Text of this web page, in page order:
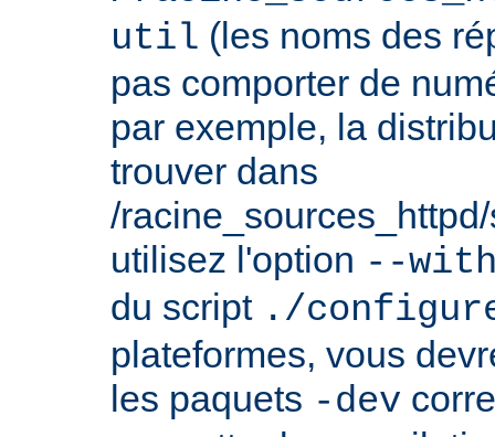
util (les noms des
pas comporter de
par exemple, la
trouver dans
/
utilisez l'option --
du script ./
plateformes, vous
les paquets -dev